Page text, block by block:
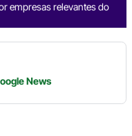
empresas relevantes do
News